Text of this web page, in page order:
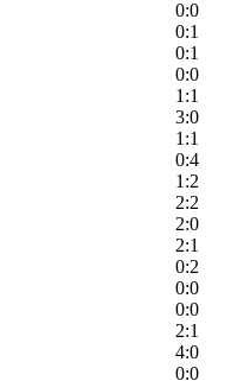
0:0
0:1
0:1
0:0
1:1
3:0
1:1
0:4
1:2
2:2
2:0
2:1
0:2
0:0
0:0
2:1
4:0
0:0